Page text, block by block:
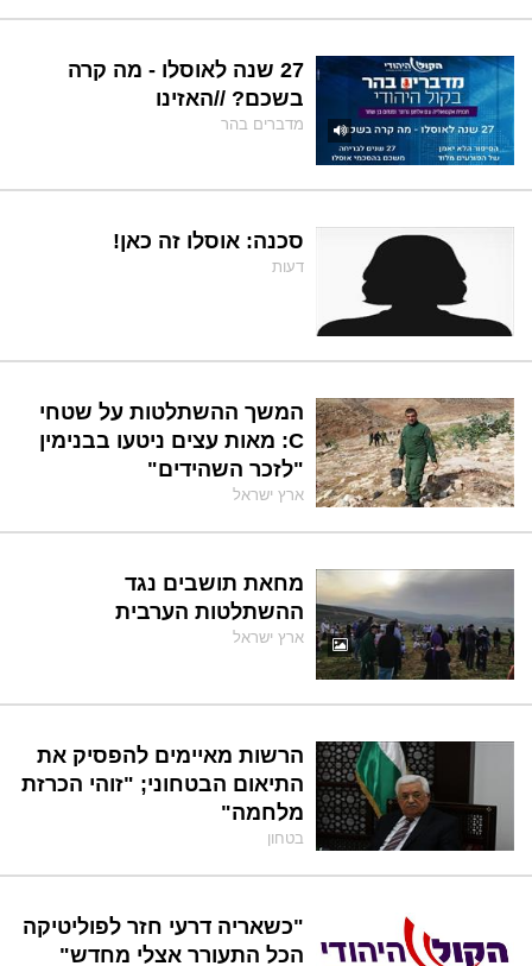
27 שנה לאוסלו - מה קרה
בשכם? //האזינו
מדברים בהר
סכנה: אוסלו זה כאן!
דעות
המשך ההשתלטות על שטחי
C: מאות עצים ניטעו בבנימין
"לזכר השהידים"
ארץ ישראל
מחאת תושבים נגד
ההשתלטות הערבית
ארץ ישראל
הרשות מאיימים להפסיק את
התיאום הבטחוני; "זוהי הכרזת
מלחמה"
בטחון
"כשאריה דרעי חזר לפוליטיקה
הכל התעורר אצלי מחדש"